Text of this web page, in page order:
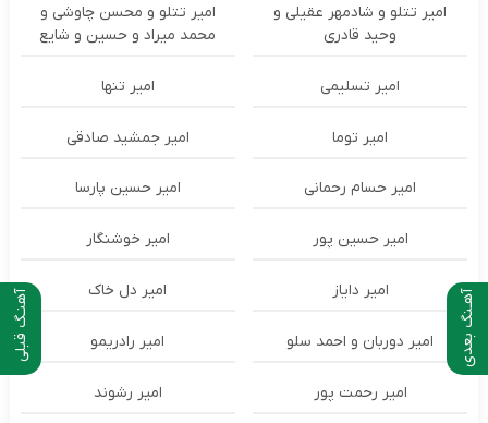
آهنـگ قبلی آهـنگ بعدی
امیر تتلو و شادمهر عقیلی و
وحید قادری
امیر تتلو و محسن چاوشی و
محمد میراد و حسین و شایع
امیر تسلیمی امیر تنها
امیر توما امیر جمشید صادقی
امیر حسام رحمانی امیر حسین پارسا
امیر حسین پور امیر خوشنگار
امیر دایاز امیر دل خاک
امیر دوربان و احمد سلو امیر رادریمو
امیر رحمت پور امیر رشوند